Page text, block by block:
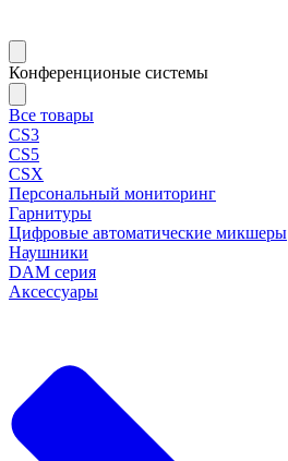
Конференционые системы
Все товары
CS3
CS5
CSX
Персональный мониторинг
Гарнитуры
Цифровые автоматические микшеры
Наушники
DAM серия
Аксессуары